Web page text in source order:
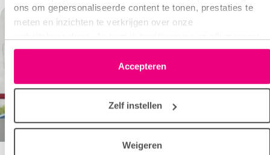
ons om gepersonaliseerde content te tonen, prestaties te
meten en inzichten te verkrijgen over onze
wijzigen of intrekken via het cookie-icoontje linksonder elke
pagina. De lijst met partners is te vinden in het tabblad
“details”.
Accepteren
Zelf instellen
Weigeren